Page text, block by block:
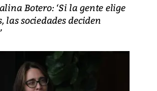
Botero: ‘Si la gente elige
las sociedades deciden